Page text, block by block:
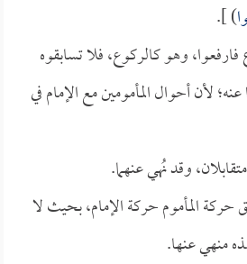
) ].
وهو كالركوع، فلا تسابقوه
لأن أحوال المأمومين مع الإمام في
وقد نُهي عنهما.
حركة المأموم حركة الإمام، بحيث لا
منهي عنها.